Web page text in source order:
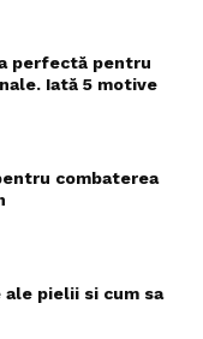
perfectă pentru
Iată 5 motive
combaterea
pielii si cum sa